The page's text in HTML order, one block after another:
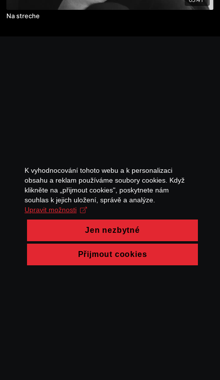
Na streche
K vyhodnocování tohoto webu a k personalizaci
obsahu a reklam používáme soubory cookies. Když
klikněte na „přijmout cookies", poskytnete nám
souhlas k jejich uložení, správě a analýze.
Upravit možnosti
Jen nezbytné
Přijmout cookies